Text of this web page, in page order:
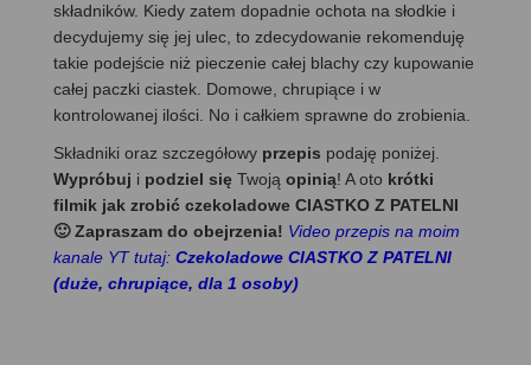
składników. Kiedy zatem dopadnie ochota na słodkie i
decydujemy się jej ulec, to zdecydowanie rekomenduję
takie podejście niż pieczenie całej blachy czy kupowanie
całej paczki ciastek. Domowe, chrupiące i w
kontrolowanej ilości. No i całkiem sprawne do zrobienia.
Składniki oraz szczegółowy przepis podaję poniżej.
Wypróbuj i podziel się Twoją opinią! A oto krótki
filmik jak zrobić czekoladowe CIASTKO Z PATELNI
🙂 Zapraszam do obejrzenia! Video przepis na moim
kanale YT tutaj: Czekoladowe CIASTKO Z PATELNI
(duże, chrupiące, dla 1 osoby)